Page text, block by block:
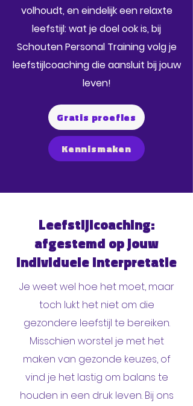
volhoudt, en eindelijk een relaxte
leefstijl: wat je doel ook is, bij
Schouten Personal Training volg je
leefstijlcoaching die aansluit bij jouw
leven!
Gratis proefles
Kennismaken
Leefstijlcoaching:
afgestemd op jouw
individuele interpretatie
Je weet wel hoe het moet, maar
toch lukt het niet om die
gezondere leefstijl te bereiken.
Misschien worstel je met het
maken van gezonde keuzes, of
vind je het lastig om balans te
houden in een druk leven. Bij ons